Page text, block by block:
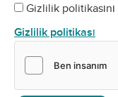
Gizlilik
Gizlilik politikası